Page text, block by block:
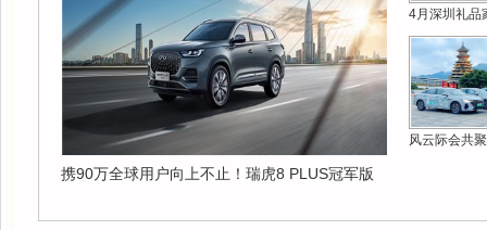
携90万全球用户向上不止！瑞虎8 PLUS冠军版
4月深圳礼品
风云际会共